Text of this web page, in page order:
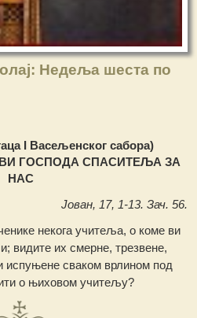
Недеља шеста по
I Васељенског сабора)
ГОСПОДА СПАСИТЕЉА ЗА
НАС
Јован, 17, 1-13. Зач. 56.
некога учитеља, о коме ви
видите их смерне, трезвене,
сваком врлином под
о њиховом учитељу?